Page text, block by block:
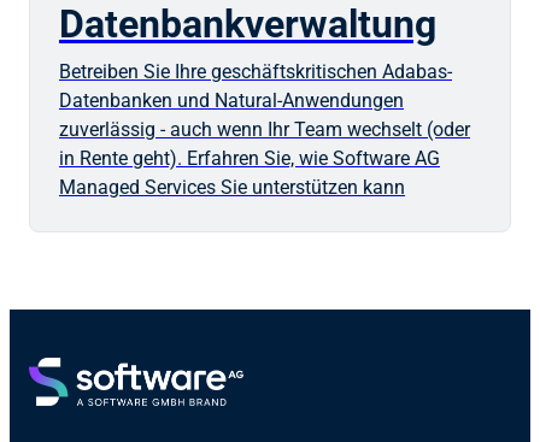
Datenbankverwaltung
Betreiben Sie Ihre geschäftskritischen Adabas-
Datenbanken und Natural-Anwendungen
zuverlässig - auch wenn Ihr Team wechselt (oder
in Rente geht). Erfahren Sie, wie Software AG
Managed Services Sie unterstützen kann